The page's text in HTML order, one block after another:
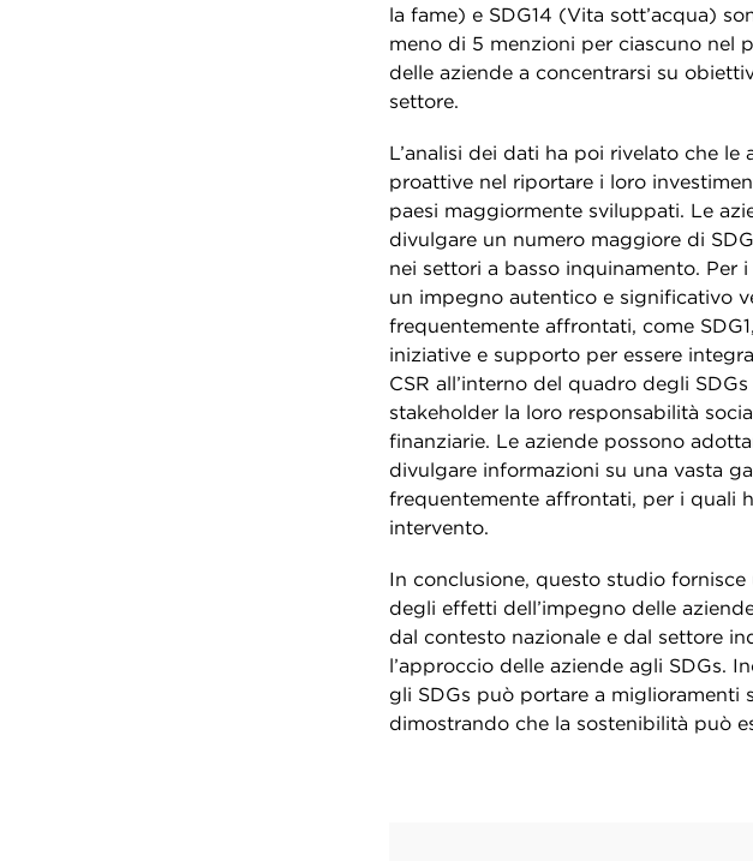
la fame) e SDG14 (Vita sott’acqua)
meno di 5 menzioni per ciascuno nel
delle aziende a concentrarsi su
settore.
L’analisi dei dati ha poi rivelato che
proattive nel riportare i loro
paesi maggiormente sviluppati. Le
divulgare un numero maggiore di
nei settori a basso inquinamento. Per
un impegno autentico e significativo
frequentemente affrontati, come
iniziative e supporto per essere
CSR all’interno del quadro degli
stakeholder la loro responsabilità
finanziarie. Le aziende possono
divulgare informazioni su una vasta
frequentemente affrontati, per i quali
intervento.
In conclusione, questo studio
degli effetti dell’impegno delle
dal contesto nazionale e dal settore
l’approccio delle aziende agli SDGs.
gli SDGs può portare a miglioramenti
dimostrando che la sostenibilità può